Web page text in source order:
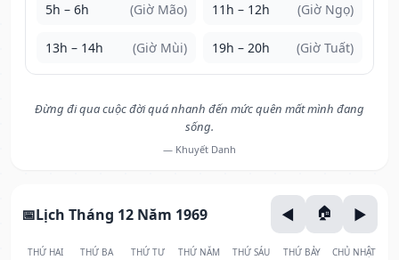
5h – 6h (Giờ Mão) 11h – 12h (Giờ Ngọ)
13h – 14h (Giờ Mùi) 19h – 20h (Giờ Tuất)
Đừng đi qua cuộc đời quá nhanh đến mức quên mất mình đang
sống.
— Khuyết Danh
Lịch Tháng 12 Năm 1969
THỨ HAI THỨ BA THỨ TƯ THỨ NĂM THỨ SÁU THỨ BẢY CHỦ NHẬT